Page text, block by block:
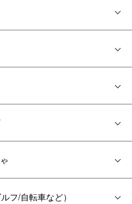
フ/自転車など）